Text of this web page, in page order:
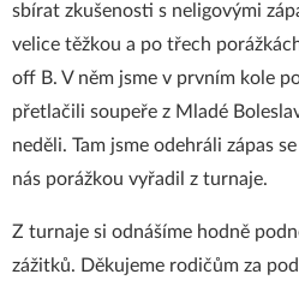
sbírat zkušenosti s neligovými
velice těžkou a po třech
off B. V něm jsme v prvním kole
přetlačili soupeře z Mladé
neděli. Tam jsme odehráli zápas
nás porážkou vyřadil z turnaje.
Z turnaje si odnášíme hodně
zážitků. Děkujeme rodičům za